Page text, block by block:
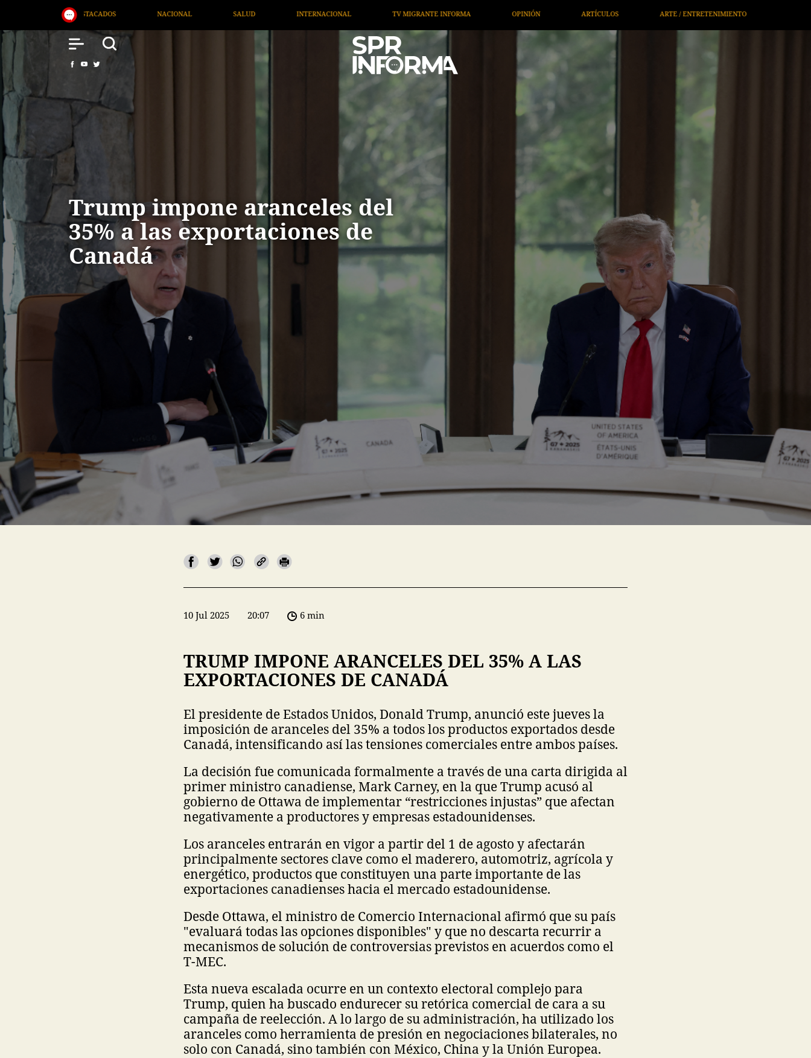
SALUD INTERNACIONAL TV MIGRANTE INFORMA OPINIÓN ARTÍCULOS ARTE / ENTRETENIMIENTO ECONOMÍA / NEGOCIOS NOTICIEROS
Trump impone aranceles del
35% a las exportaciones de
Canadá
10 Jul 2025 20:07 6 min
TRUMP IMPONE ARANCELES DEL 35% A LAS
EXPORTACIONES DE CANADÁ
El presidente de Estados Unidos, Donald Trump, anunció este jueves la
imposición de aranceles del 35% a todos los productos exportados desde
Canadá, intensificando así las tensiones comerciales entre ambos países.
La decisión fue comunicada formalmente a través de una carta dirigida al
primer ministro canadiense, Mark Carney, en la que Trump acusó al
gobierno de Ottawa de implementar “restricciones injustas” que afectan
negativamente a productores y empresas estadounidenses.
Los aranceles entrarán en vigor a partir del 1 de agosto y afectarán
principalmente sectores clave como el maderero, automotriz, agrícola y
energético, productos que constituyen una parte importante de las
exportaciones canadienses hacia el mercado estadounidense.
Desde Ottawa, el ministro de Comercio Internacional afirmó que su país
"evaluará todas las opciones disponibles" y que no descarta recurrir a
mecanismos de solución de controversias previstos en acuerdos como el
T-MEC.
Esta nueva escalada ocurre en un contexto electoral complejo para
Trump, quien ha buscado endurecer su retórica comercial de cara a su
campaña de reelección. A lo largo de su administración, ha utilizado los
aranceles como herramienta de presión en negociaciones bilaterales, no
solo con Canadá, sino también con México, China y la Unión Europea.